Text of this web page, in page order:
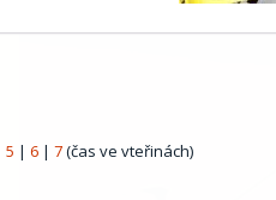
5 | 6 | 7(čas ve vteřinách)